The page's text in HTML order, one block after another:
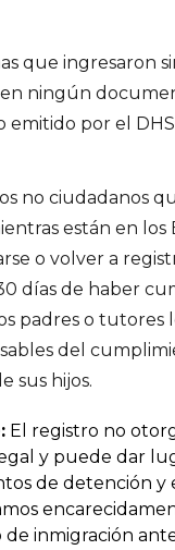
que ingresaron
ningún
emitido por el
no ciudadanos
están en los
o volver a
días de haber
padres o tutores
del
sus hijos.
El registro no
y puede dar
de detención y
inmigración